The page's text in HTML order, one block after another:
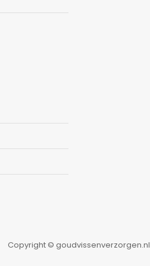
Copyright © goudvissenverzorgen.nl